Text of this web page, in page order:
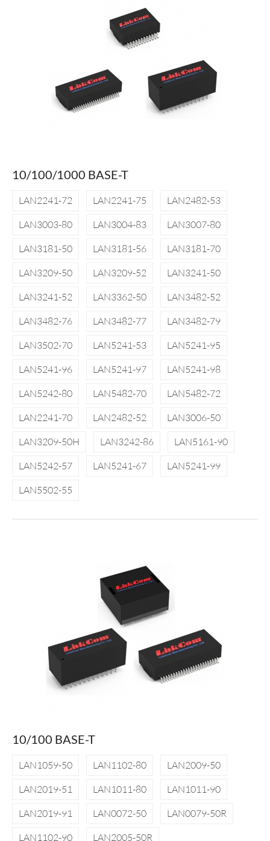
10/100/1000 BASE-T
LAN2241-72 LAN2241-75
LAN2482-53
LAN3003-80
LAN3004-83
LAN3007-80
LAN3181-50
LAN3181-56
LAN3181-70
LAN3209-50
LAN3209-52
LAN3241-50
LAN3241-52
LAN3362-50
LAN3482-52
LAN3482-76
LAN3482-77
LAN3482-79
LAN3502-70
LAN5241-53
LAN5241-95
LAN5241-96
LAN5241-97
LAN5241-98
LAN5242-80
LAN5482-70
LAN5482-72
LAN2241-70
LAN2482-52
LAN3006-50
LAN3209-50H
LAN3242-86
LAN5161-90
LAN5242-57
LAN5241-67
LAN5241-99
LAN5502-55
10/100 BASE-T
LAN1059-50 LAN1102-80
LAN2009-50
LAN2019-51
LAN1011-80
LAN1011-90
LAN2019-91
LAN0072-50
LAN0079-50R
LAN1102-90
LAN2005-50R